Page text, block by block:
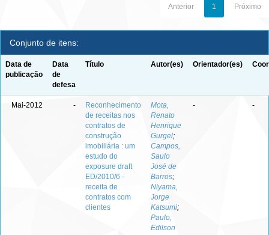
Anterior 1 Próximo
Conjunto de itens:
Data de
publicação
Data
de
defesa
Título Autor(es) Orientador(es)
Mai-2012 -
Reconhecimento
de receitas nos
contratos de
construção
imobiliária : um
estudo do
exposure draft
ED/2010/6 -
receita de
contratos com
clientes
Mota,
Renato
Henrique
Gurgel;
Campos,
Saulo
José de
Barros;
Niyama,
Jorge
Katsumi;
Paulo,
Edilson
- -